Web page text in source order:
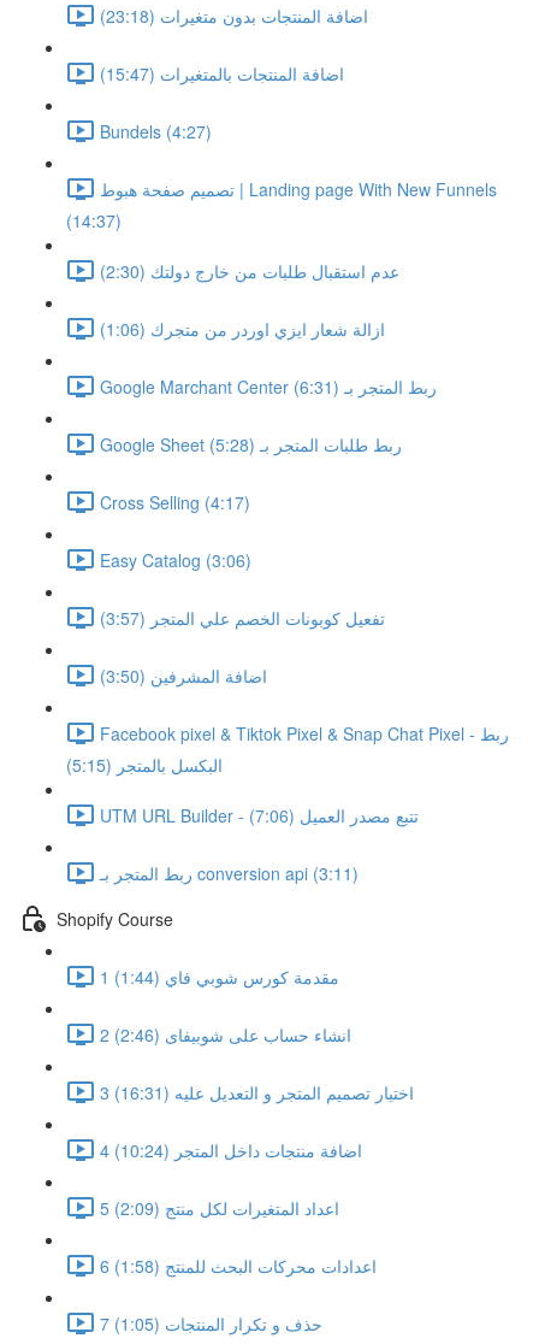
اضافة المنتجات بدون متغيرات (23:18)
اضافة المنتجات بالمتغيرات (15:47)
Bundels (4:27)
تصميم صفحة هبوط | Landing page With New Funnels
(14:37)
عدم استقبال طلبات من خارج دولتك (2:30)
ازالة شعار ايزي اوردر من متجرك (1:06)
Google Marchant Center ربط المتجر بـ (6:31)
Google Sheet ربط طلبات المتجر بـ (5:28)
Cross Selling (4:17)
Easy Catalog (3:06)
تفعيل كوبونات الخصم علي المتجر (3:57)
اضافة المشرفين (3:50)
Facebook pixel & Tiktok Pixel & Snap Chat Pixel - ربط
البكسل بالمتجر (5:15)
UTM URL Builder - تتبع مصدر العميل (7:06)
ربط المتجر بـ conversion api (3:11)
Shopify Course
1 مقدمة كورس شوبي فاي (1:44)
2 انشاء حساب على شوبيفاى (2:46)
3 اختيار تصميم المتجر و التعديل عليه (16:31)
4 اضافة منتجات داخل المتجر (10:24)
5 اعداد المتغيرات لكل منتج (2:09)
6 اعدادات محركات البحث للمنتج (1:58)
7 حذف و تكرار المنتجات (1:05)